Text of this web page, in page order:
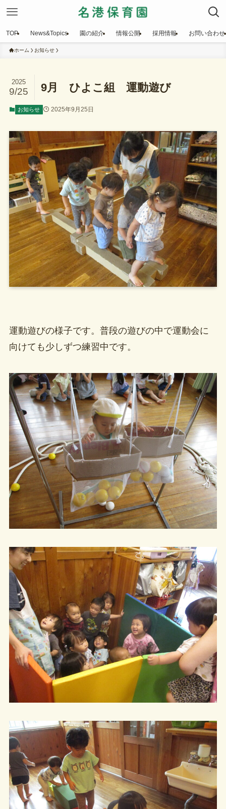
TOP News&Topics 園の紹介 情報公開 採用情報 お問い合わせ
ホーム お知らせ
9月 ひよこ組 運動遊び
2025
9/25
お知らせ 2025年9月25日
運動遊びの様子です。普段の遊びの中で運動会に
向けても少しずつ練習中です。